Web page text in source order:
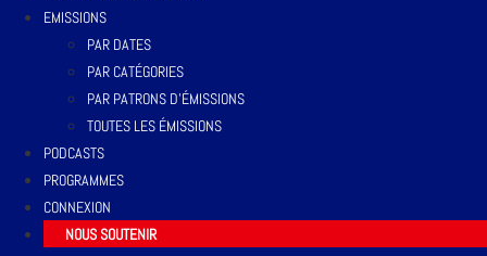
EMISSIONS
PAR DATES
PAR CATÉGORIES
PAR PATRONS D’ÉMISSIONS
TOUTES LES ÉMISSIONS
PODCASTS
PROGRAMMES
CONNEXION
NOUS SOUTENIR